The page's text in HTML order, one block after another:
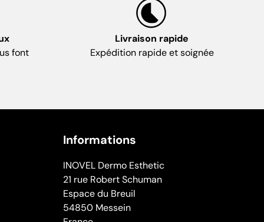
font
Livraison rapide
Expédition rapide et soignée
Informations
INOVEL Dermo Esthetic
21 rue Robert Schuman
Espace du Breuil
54850 Messein